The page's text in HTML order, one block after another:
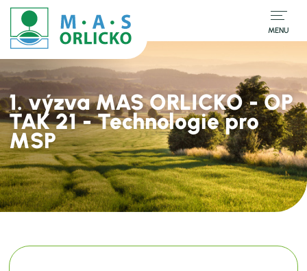
MENU
1. výzva MAS ORLICKO - OP
TAK 21 - Technologie pro
MSP